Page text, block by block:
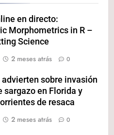
en directo:
Morphometrics in R –
Science
2 meses atrás 0
advierten sobre invasión
sargazo en Florida y
de resaca
2 meses atrás 0